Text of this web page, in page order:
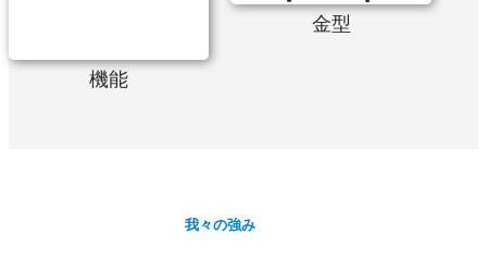
機能
金型
我々の強み